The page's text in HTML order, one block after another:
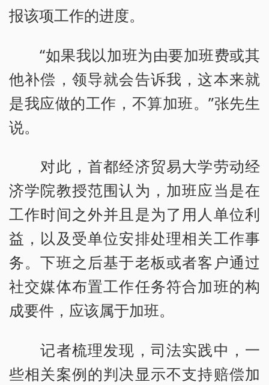
报该项工作的进度。
“如果我以加班为由要加班费或其
他补偿，领导就会告诉我，这本来就
是我应做的工作，不算加班。”张先生
说。
对此，首都经济贸易大学劳动经
济学院教授范围认为，加班应当是在
工作时间之外并且是为了用人单位利
益，以及受单位安排处理相关工作事
务。下班之后基于老板或者客户通过
社交媒体布置工作任务符合加班的构
成要件，应该属于加班。
记者梳理发现，司法实践中，一
些相关案例的判决显示不支持赔偿加